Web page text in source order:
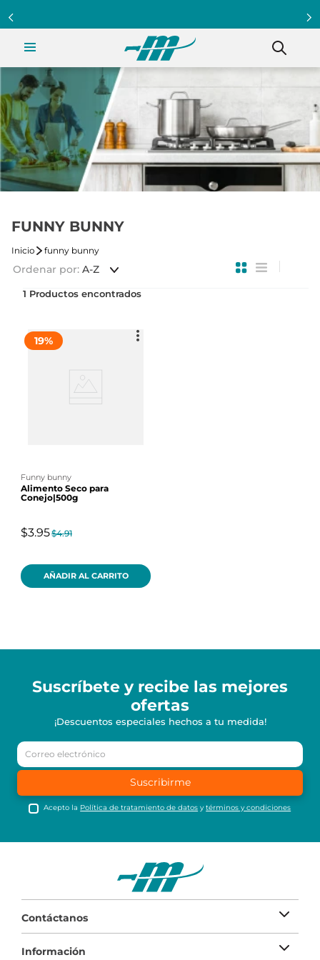
FUNNY BUNNY
funny bunny
Ordenar por A-Z
1
19%
funny bunny
Alimento Seco para
Conejo|500g
$3.95$4.91
AÑADIR AL CARRITO
Suscríbete y recibe las mejores
ofertas
¡Descuentos especiales hechos a tu medida!
Suscribirme
Acepto la Política de tratamiento de datos ytérminos y condiciones
Contáctanos
Información